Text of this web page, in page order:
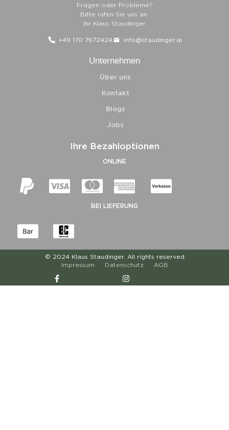
Fragen oder Probleme?
Bitte rufen Sie uns an.
Ihr Klaus Staudinger
+49 170 7672424 info@staudinger.ai
Unternehmen
Über uns
Kontakt
Blogs
Jobs
Ihre Bezahloptionen
ONLINE
BEI LIEFERUNG
© 2024 Klaus Staudinger. All rights reserved
Impressum
Datenschutz AGB